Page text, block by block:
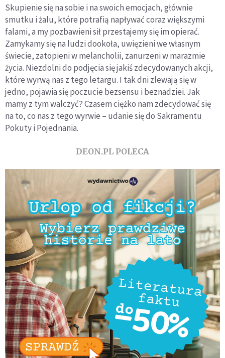
Skupienie się na sobie i na swoich emocjach, głównie
smutku i żalu, które potrafią napływać coraz większymi
falami, a my pozbawieni sił przestajemy się im opierać.
Zamykamy się na ludzi dookoła, uwięzieni we własnym
świecie, zatopieni w melancholii, zanurzeni w marazmie
życia. Niezdolni do podjęcia się jakiś zdecydowanych akcji,
które wyrwą nas z tego letargu. I tak dni zlewają się w
jedno, pojawia się poczucie bezsensu i beznadziei. Jak
mamy z tym walczyć? Czasem ciężko nam zdecydować się
na to, co nas z tego wyrwie – udanie się do Sakramentu
Pokuty i Pojednania.
DEON.PL POLECA